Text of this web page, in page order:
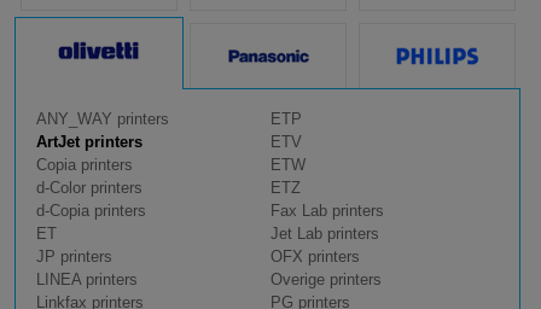
ANY_WAY printers
ArtJet printers
Copia printers
d-Color printers
d-Copia printers
ET
ETP
ETV
ETW
ETZ
Fax Lab printers
Jet Lab printers
JP printers
LINEA printers
Linkfax printers
OFX printers
Overige printers
PG printers